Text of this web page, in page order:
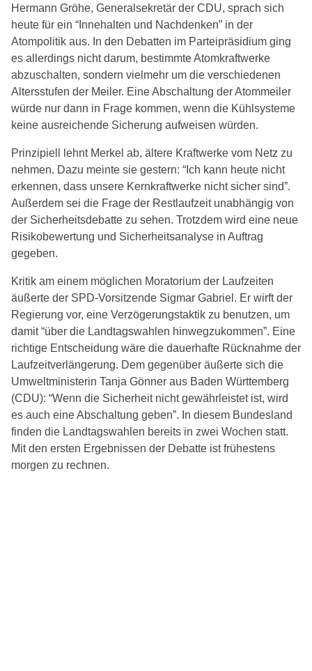
Hermann Gröhe, Generalsekretär der CDU, sprach sich
heute für ein “Innehalten und Nachdenken” in der
Atompolitik aus. In den Debatten im Parteipräsidium ging
es allerdings nicht darum, bestimmte Atomkraftwerke
abzuschalten, sondern vielmehr um die verschiedenen
Altersstufen der Meiler. Eine Abschaltung der Atommeiler
würde nur dann in Frage kommen, wenn die Kühlsysteme
keine ausreichende Sicherung aufweisen würden.
Prinzipiell lehnt Merkel ab, ältere Kraftwerke vom Netz zu
nehmen. Dazu meinte sie gestern: “Ich kann heute nicht
erkennen, dass unsere Kernkraftwerke nicht sicher sind”.
Außerdem sei die Frage der Restlaufzeit unabhängig von
der Sicherheitsdebatte zu sehen. Trotzdem wird eine neue
Risikobewertung und Sicherheitsanalyse in Auftrag
gegeben.
Kritik am einem möglichen Moratorium der Laufzeiten
äußerte der SPD-Vorsitzende Sigmar Gabriel. Er wirft der
Regierung vor, eine Verzögerungstaktik zu benutzen, um
damit “über die Landtagswahlen hinwegzukommen”. Eine
richtige Entscheidung wäre die dauerhafte Rücknahme der
Laufzeitverlängerung. Dem gegenüber äußerte sich die
Umweltministerin Tanja Gönner aus Baden Württemberg
(CDU): “Wenn die Sicherheit nicht gewährleistet ist, wird
es auch eine Abschaltung geben”. In diesem Bundesland
finden die Landtagswahlen bereits in zwei Wochen statt.
Mit den ersten Ergebnissen der Debatte ist frühestens
morgen zu rechnen.